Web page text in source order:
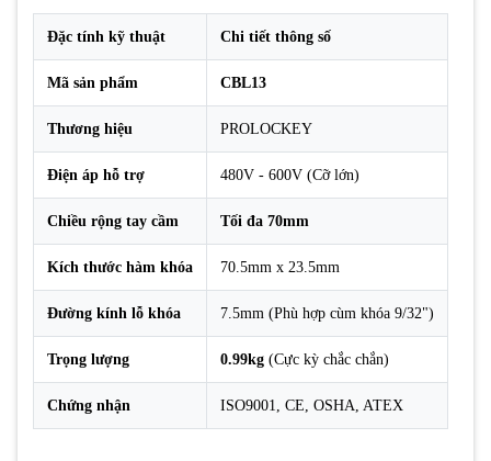
Đặc tính kỹ thuật Chi tiết thông số
Mã sản phẩm CBL13
Thương hiệu PROLOCKEY
Điện áp hỗ trợ 480V - 600V (Cỡ lớn)
Chiều rộng tay cầm Tối đa 70mm
Kích thước hàm khóa 70.5mm x 23.5mm
Đường kính lỗ khóa 7.5mm (Phù hợp cùm khóa 9/32")
Trọng lượng 0.99kg (Cực kỳ chắc chắn)
Chứng nhận ISO9001, CE, OSHA, ATEX